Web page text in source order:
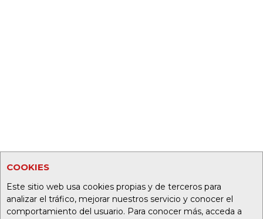
COOKIES
Este sitio web usa cookies propias y de terceros para
analizar el tráfico, mejorar nuestros servicio y conocer el
comportamiento del usuario. Para conocer más, acceda a